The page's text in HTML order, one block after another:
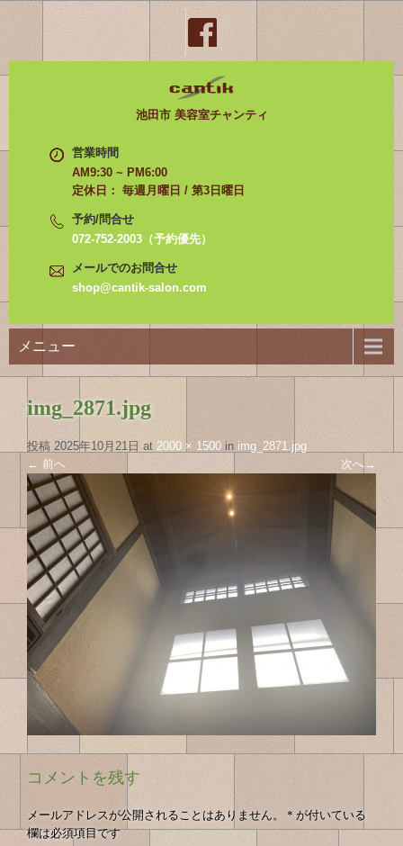
池田市 美容室チャンティ
営業時間
AM9:30 ~ PM6:00
定休日： 毎週月曜日 / 第3日曜日
予約/問合せ
072-752-2003（予約優先）
メールでのお問合せ
shop@cantik-salon.com
メニュー
img_2871.jpg
投稿2025年10月21日 at 2000 × 1500 in img_2871.jpg
← 前へ 次へ→
コメントを残す
メールアドレスが公開されることはありません。 *が付いている
欄は必須項目です